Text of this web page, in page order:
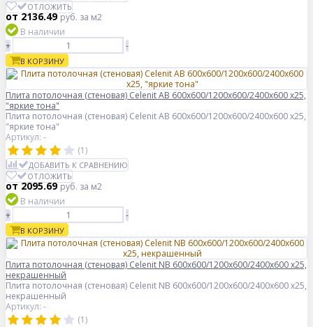
ОТЛОЖИТЬ
от 2136.49руб. за м2
В наличии
+
-
В КОРЗИНУ
Плита потолочная (стеновая) Celenit AB 600x600/1200x600/2400x600 x25,
"яркие тона"
Плита потолочная (стеновая) Celenit AB 600x600/1200x600/2400x600 x25,
"яркие тона"
Артикул: -
(1)
ДОБАВИТЬ К СРАВНЕНИЮ
ОТЛОЖИТЬ
от 2095.69руб. за м2
В наличии
+
-
В КОРЗИНУ
Плита потолочная (стеновая) Celenit NB 600x600/1200x600/2400x600 x25,
некрашенный
Плита потолочная (стеновая) Celenit NB 600x600/1200x600/2400x600 x25,
некрашенный
Артикул: -
(1)